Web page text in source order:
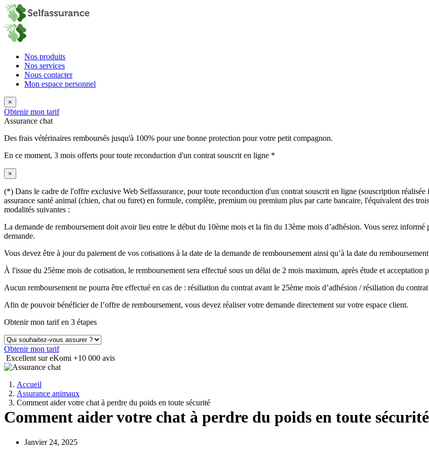
Nos produits
Nos services
Nous contacter
Mon espace personnel
×
Obtenir mon tarif
Assurance chat
Des frais vétérinaires remboursés jusqu'à 100% pour une bonne protection pour votre petit compagnon.
En ce moment, 3 mois offerts pour toute reconduction d'un contrat souscrit en ligne *
×
(*) Dans le cadre de l'offre exclusive Web Selfassurance, pour toute reconduction d'un contrat souscrit en ligne (souscription
assurance santé animal (chien, chat ou furet) en formule, complète, premium ou premium plus par carte bancaire, l'équivalent des
modalités suivantes :
La demande de remboursement doit avoir lieu entre le début du 10ème mois et la fin du 13ème mois d’adhésion. Vous serez
demande.
Vous devez être à jour du paiement de vos cotisations à la date de la demande de remboursement ainsi qu’à la date du
À l'issue du 25ème mois de cotisation, le remboursement sera effectué sous un délai de 2 mois maximum, après étude et acceptation
Aucun remboursement ne pourra être effectué en cas de : résiliation du contrat avant le 25ème mois d’adhésion / résiliation du
Afin de pouvoir bénéficier de l’offre de remboursement, vous devez réaliser votre demande directement sur votre espace client.
Obtenir mon tarif en 3 étapes
Obtenir mon tarif
Excellent sur eKomi +10 000 avis
Accueil
Assurance animaux
Comment aider votre chat à perdre du poids en toute sécurité
Comment aider votre chat à perdre du poids en toute sécurité
Janvier 24, 2025